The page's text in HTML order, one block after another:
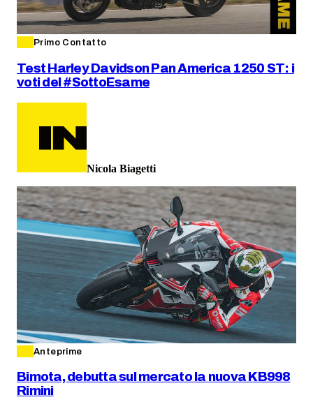
Primo Contatto
Test Harley Davidson Pan America 1250 ST: i
voti del #SottoEsame
Nicola Biagetti
Anteprime
Bimota, debutta sul mercato la nuova KB998
Rimini